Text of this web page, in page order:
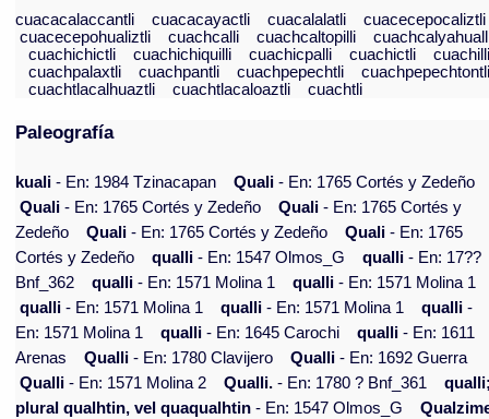
cuacacalaccantli
cuacacayactli cuacalalatli
cuacecepocaliztli
cuacecepohualiztli
cuachcalli cuachcaltopilli
cuachichictli
cuachichiquilli cuachicpalli cuachictli
cuachpalaxtli
cuachpantli cuachpepechtli
cuachtlacalhuaztli
cuachtlacaloaztli cuachtli
Paleografía
kuali - En: 1984 Tzinacapan Quali - En: 1765 Cortés y Zedeño
Quali - En: 1765 Cortés y Zedeño Quali - En: 1765 Cortés y
Zedeño
Quali - En: 1765 Cortés y Zedeño Quali - En: 1765
Cortés y Zedeño
qualli - En: 1547 Olmos_G qualli - En: 17??
Bnf_362
qualli - En: 1571 Molina 1 qualli - En: 1571 Molina 1
qualli - En: 1571 Molina 1 qualli - En: 1571 Molina 1 qualli -
En: 1571 Molina 1
qualli - En: 1645 Carochi qualli - En: 1611
Arenas
Qualli - En: 1780 Clavijero Qualli - En: 1692 Guerra
Qualli - En: 1571 Molina 2 Qualli. - En: 1780 ? Bnf_361
plural qualhtin, vel quaqualhtin - En: 1547 Olmos_G